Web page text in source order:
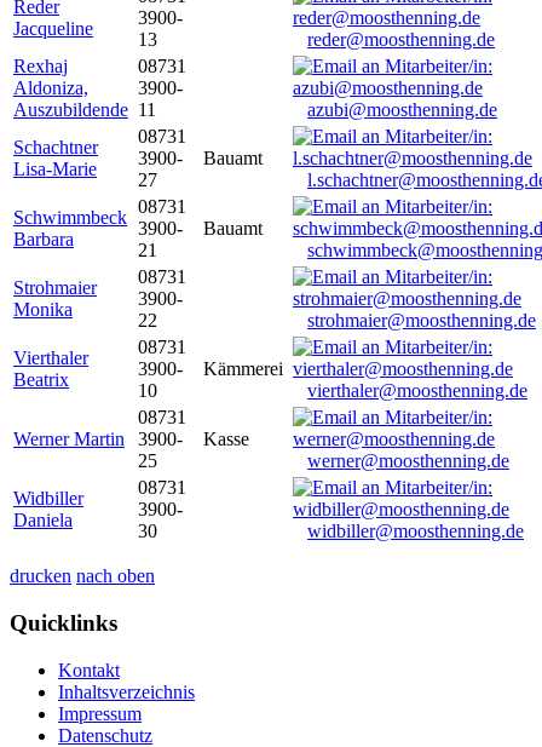
Reder
Jacqueline
3900-
13
reder@moosthenning.de
Rexhaj
Aldoniza,
Auszubildende
08731
3900-
11
azubi@moosthenning.de
Schachtner
Lisa-Marie
08731
3900-
27
Bauamt
Schwimmbeck
Barbara
08731
3900-
21
Bauamt
Strohmaier
Monika
08731
3900-
22
strohmaier@moosthenning.de
Vierthaler
Beatrix
08731
3900-
10
Kämmerei
vierthaler@moosthenning.de
Werner Martin
08731
3900-
25
Kasse
werner@moosthenning.de
Widbiller
Daniela
08731
3900-
30
widbiller@moosthenning.de
drucken nach oben
Quicklinks
Kontakt
Inhaltsverzeichnis
Impressum
Datenschutz